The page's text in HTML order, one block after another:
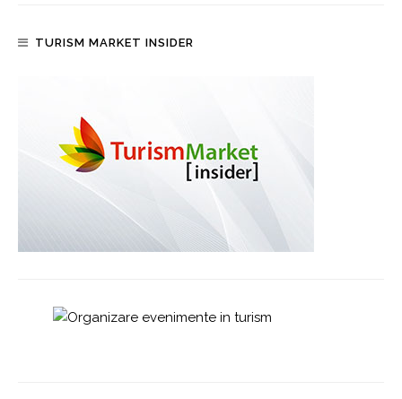
TURISM MARKET INSIDER